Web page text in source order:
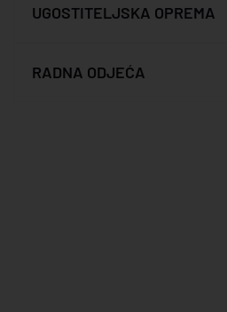
UGOSTITELJSKA OPREMA
RADNA ODJEĆA